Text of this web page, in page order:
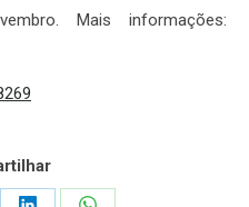
Mais informações: